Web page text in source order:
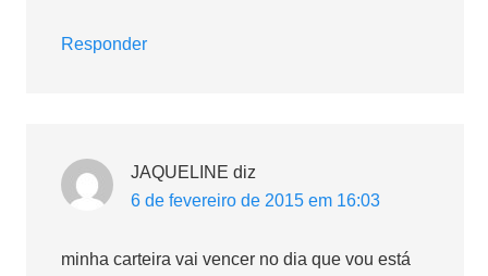
Responder
JAQUELINE diz
6 de fevereiro de 2015 em 16:03
minha carteira vai vencer no dia que vou está